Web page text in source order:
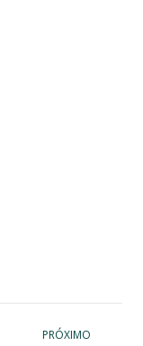
PRÓXIMO